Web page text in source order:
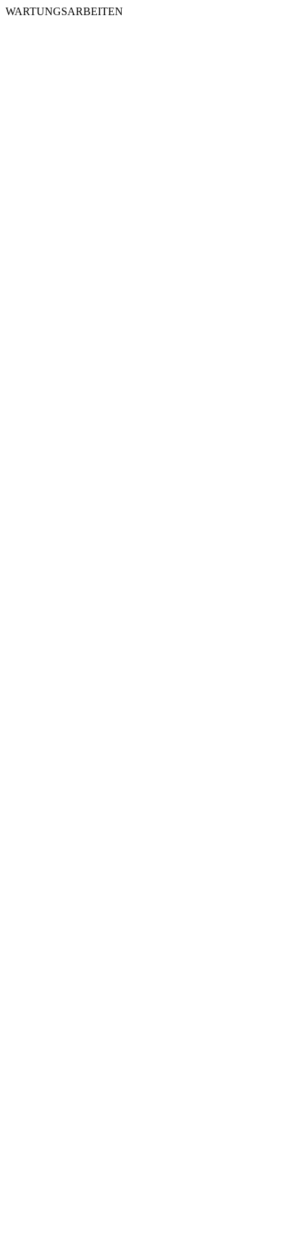
WARTUNGSARBEITEN